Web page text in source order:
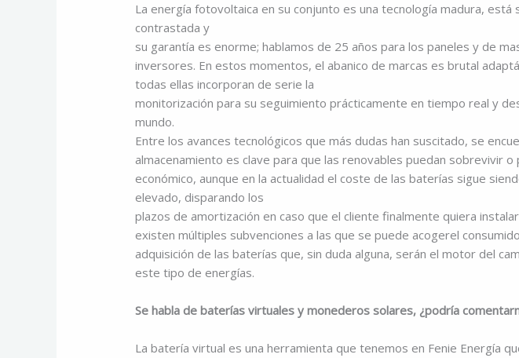
La energía fotovoltaica en su conjunto es una tecnología madura, está
contrastada y
su garantía es enorme; hablamos de 25 años para los paneles y de
inversores. En estos momentos, el abanico de marcas es brutal
todas ellas incorporan de serie la
monitorización para su seguimiento prácticamente en tiempo real y
mundo.
Entre los avances tecnológicos que más dudas han suscitado, se
almacenamiento es clave para que las renovables puedan sobrevivir
económico, aunque en la actualidad el coste de las baterías sigue
elevado, disparando los
plazos de amortización en caso que el cliente finalmente quiera
existen múltiples subvenciones a las que se puede acogerel
adquisición de las baterías que, sin duda alguna, serán el motor del
este tipo de energías.
Se habla de baterías virtuales y monederos solares, ¿podría
La batería virtual es una herramienta que tenemos en Fenie Energía